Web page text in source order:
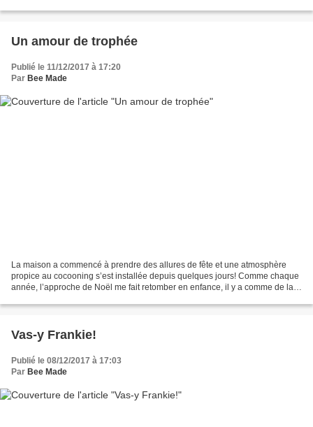
Un amour de trophée
Publié le 11/12/2017 à 17:20
Par Bee Made
La maison a commencé à prendre des allures de fête et une atmosphère
propice au cocooning s’est installée depuis quelques jours! Comme chaque
année, l’approche de Noël me fait retomber en enfance, il y a comme de la
Vas-y Frankie!
Publié le 08/12/2017 à 17:03
Par Bee Made